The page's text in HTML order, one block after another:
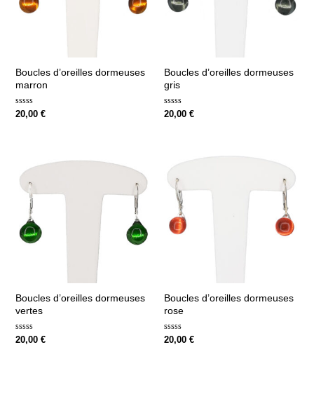
Boucles d’oreilles dormeuses
marron
Note
20,00 €
Boucles d’oreilles dormeuses
gris
Note
20,00 €
Boucles d’oreilles dormeuses
vertes
Note
20,00 €
Boucles d’oreilles dormeuses
rose
Note
20,00 €